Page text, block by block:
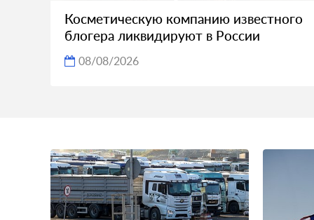
Косметическую компанию известного
блогера ликвидируют в России
08/08/2026